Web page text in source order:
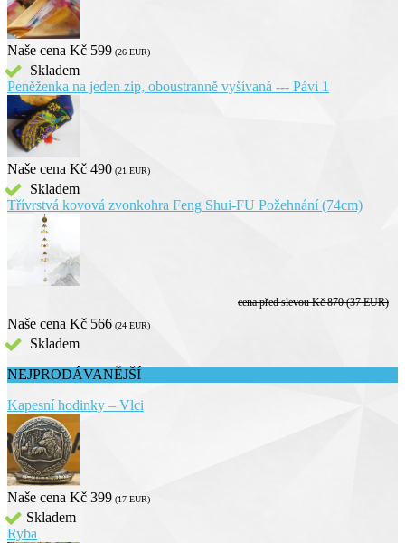
Naše cena Kč 599 (26 EUR)
Skladem
Peněženka na jeden zip, oboustranně vyšívaná --- Pávi 1
Naše cena Kč 490 (21 EUR)
Skladem
Třívrstvá kovová zvonkohra Feng Shui-FU Požehnání (74cm)
cena před slevouKč 870(37 EUR)
Naše cena Kč 566 (24 EUR)
Skladem
NEJPRODÁVANĚJŠÍ
Kapesní hodinky – Vlci
Naše cena Kč 399 (17 EUR)
Skladem
Ryba